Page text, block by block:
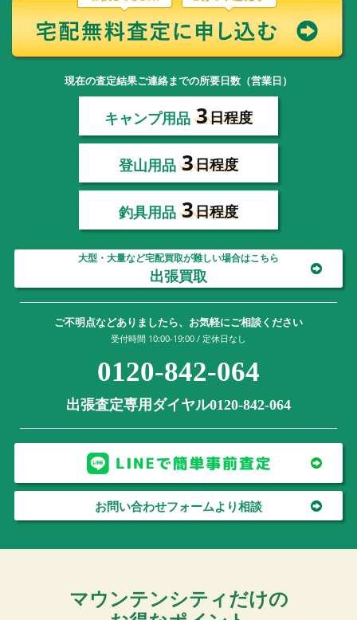
現在の査定結果ご連絡までの所要日数（営業日）
キャンプ用品 3日程度
登山用品 3日程度
釣具用品 3日程度
大型・大量など宅配買取が難しい場合はこちら
出張買取
ご不明点などありましたら、お気軽にご相談ください
受付時間 10:00-19:00 / 定休日なし
0120-842-064
出張査定専用ダイヤル0120-842-064
お問い合わせフォームより相談
マウンテンシティだけの